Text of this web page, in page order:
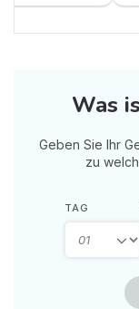
Was
Geben Sie Ihr
zu
TAG